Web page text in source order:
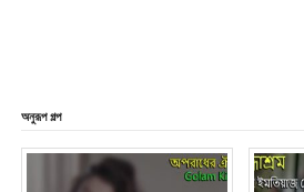
অনুরূপ গল্প